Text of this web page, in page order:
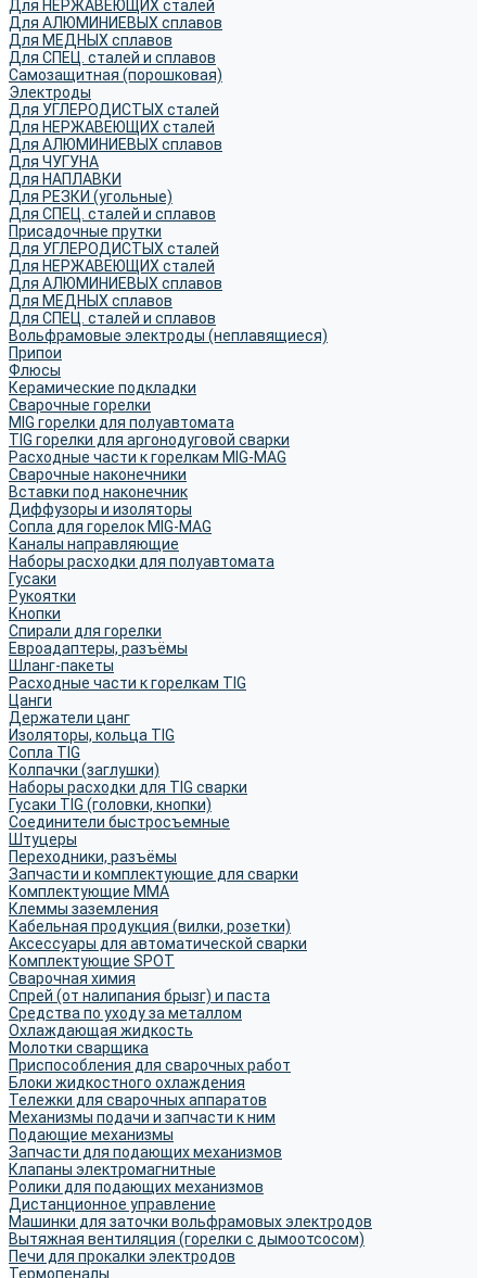
Для НЕРЖАВЕЮЩИХ сталей
Для АЛЮМИНИЕВЫХ сплавов
Для МЕДНЫХ сплавов
Для СПЕЦ. сталей и сплавов
Самозащитная (порошковая)
Электроды
Для УГЛЕРОДИСТЫХ сталей
Для НЕРЖАВЕЮЩИХ сталей
Для АЛЮМИНИЕВЫХ сплавов
Для ЧУГУНА
Для НАПЛАВКИ
Для РЕЗКИ (угольные)
Для СПЕЦ. сталей и сплавов
Присадочные прутки
Для УГЛЕРОДИСТЫХ сталей
Для НЕРЖАВЕЮЩИХ сталей
Для АЛЮМИНИЕВЫХ сплавов
Для МЕДНЫХ сплавов
Для СПЕЦ. сталей и сплавов
Вольфрамовые электроды (неплавящиеся)
Припои
Флюсы
Керамические подкладки
Сварочные горелки
MIG горелки для полуавтомата
TIG горелки для аргонодуговой сварки
Расходные части к горелкам MIG-MAG
Сварочные наконечники
Вставки под наконечник
Диффузоры и изоляторы
Сопла для горелок MIG-MAG
Каналы направляющие
Наборы расходки для полуавтомата
Гусаки
Рукоятки
Кнопки
Спирали для горелки
Евроадаптеры, разъёмы
Шланг-пакеты
Расходные части к горелкам TIG
Цанги
Держатели цанг
Изоляторы, кольца TIG
Сопла TIG
Колпачки (заглушки)
Наборы расходки для TIG сварки
Гусаки TIG (головки, кнопки)
Соединители быстросъемные
Штуцеры
Переходники, разъёмы
Запчасти и комплектующие для сварки
Комплектующие ММА
Клеммы заземления
Кабельная продукция (вилки, розетки)
Аксессуары для автоматической сварки
Комплектующие SPOT
Сварочная химия
Спрей (от налипания брызг) и паста
Средства по уходу за металлом
Охлаждающая жидкость
Молотки сварщика
Приспособления для сварочных работ
Блоки жидкостного охлаждения
Тележки для сварочных аппаратов
Механизмы подачи и запчасти к ним
Подающие механизмы
Запчасти для подающих механизмов
Клапаны электромагнитные
Ролики для подающих механизмов
Дистанционное управление
Машинки для заточки вольфрамовых электродов
Вытяжная вентиляция (горелки с дымоотсосом)
Печи для прокалки электродов
Термопеналы